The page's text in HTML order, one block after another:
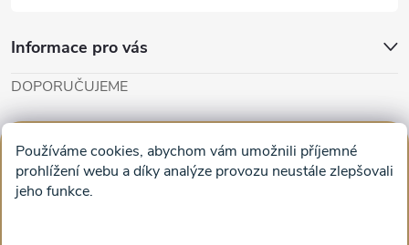
Používáme cookies, abychom vám umožnili příjemné
prohlížení webu a díky analýze provozu neustále zlepšovali
jeho funkce.
Informace pro vás
DOPORUČUJEME
Obrazy na plátně na zeď a stěnu do obýváku
Facebook